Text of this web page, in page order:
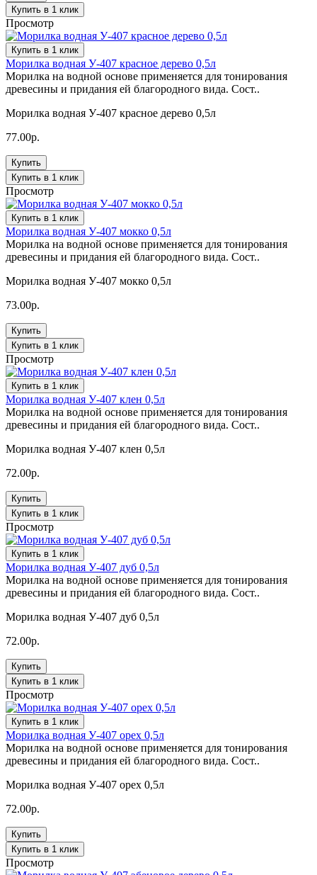
Купить в 1 клик
Просмотр
Купить в 1 клик
Морилка водная У-407 красное дерево 0,5л
Морилка на водной основе применяется для тонирования
древесины и придания ей благородного вида. Сост..
Морилка водная У-407 красное дерево 0,5л
77.00р.
Купить
Купить в 1 клик
Просмотр
Купить в 1 клик
Морилка водная У-407 мокко 0,5л
Морилка на водной основе применяется для тонирования
древесины и придания ей благородного вида. Сост..
Морилка водная У-407 мокко 0,5л
73.00р.
Купить
Купить в 1 клик
Просмотр
Купить в 1 клик
Морилка водная У-407 клен 0,5л
Морилка на водной основе применяется для тонирования
древесины и придания ей благородного вида. Сост..
Морилка водная У-407 клен 0,5л
72.00р.
Купить
Купить в 1 клик
Просмотр
Купить в 1 клик
Морилка водная У-407 дуб 0,5л
Морилка на водной основе применяется для тонирования
древесины и придания ей благородного вида. Сост..
Морилка водная У-407 дуб 0,5л
72.00р.
Купить
Купить в 1 клик
Просмотр
Купить в 1 клик
Морилка водная У-407 орех 0,5л
Морилка на водной основе применяется для тонирования
древесины и придания ей благородного вида. Сост..
Морилка водная У-407 орех 0,5л
72.00р.
Купить
Купить в 1 клик
Просмотр